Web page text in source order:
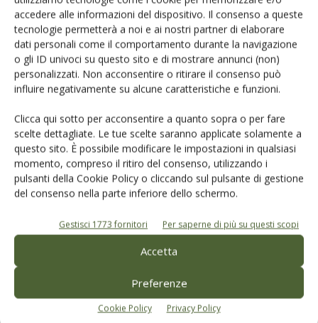
accedere alle informazioni del dispositivo. Il consenso a queste
tecnologie permetterà a noi e ai nostri partner di elaborare
dati personali come il comportamento durante la navigazione
o gli ID univoci su questo sito e di mostrare annunci (non)
personalizzati. Non acconsentire o ritirare il consenso può
influire negativamente su alcune caratteristiche e funzioni.
Clicca qui sotto per acconsentire a quanto sopra o per fare
scelte dettagliate. Le tue scelte saranno applicate solamente a
questo sito. È possibile modificare le impostazioni in qualsiasi
momento, compreso il ritiro del consenso, utilizzando i
pulsanti della Cookie Policy o cliccando sul pulsante di gestione
del consenso nella parte inferiore dello schermo.
Gestisci 1773 fornitori Per saperne di più su questi scopi
Accetta
Preferenze
Cookie Policy Privacy Policy
Rimani aggiornato sul mondo
dell’agricoltura